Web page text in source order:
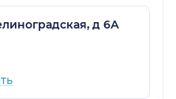
д 6А